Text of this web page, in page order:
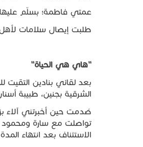
عمتي فاطمة؛ بسلّم
طلبت إيصال سلامات
"هاي هي الحياة"
الشرقية بجنين، طبيبة أسنان
تواصلت مع سارة ومحمود
الاستئناف بعد انتهاء